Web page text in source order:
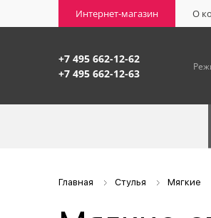
Интернет-магазин О
+7 495 662-12-62
+7 495 662-12-63
Главная Стулья Мягкие